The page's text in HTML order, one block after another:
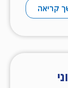
קריאה